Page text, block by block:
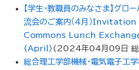
【学生・教職員のみなさま】グロ
流会のご案内（４月）
Commons Lunch
(April) ( 2024年04月09日
総合理工学部機械・電気電子工